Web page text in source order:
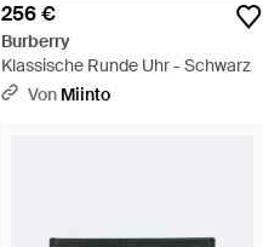
256 €
Burberry
Klassische Runde Uhr - Schwarz
Von Miinto